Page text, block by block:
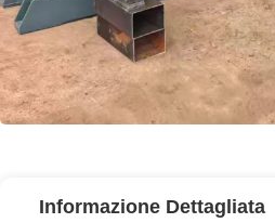
Informazione Dettagliata